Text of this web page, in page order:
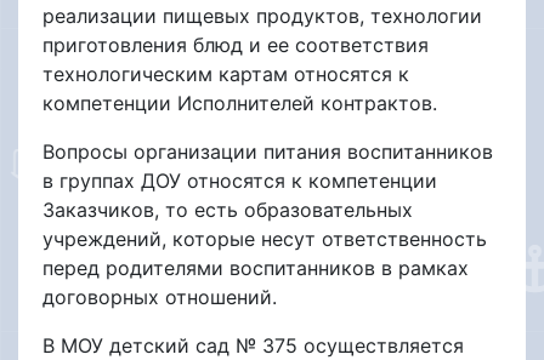
реализации пищевых продуктов, технологии
приготовления блюд и ее соответствия
технологическим картам относятся к
компетенции Исполнителей контрактов.
Вопросы организации питания воспитанников
в группах ДОУ относятся к компетенции
Заказчиков, то есть образовательных
учреждений, которые несут ответственность
перед родителями воспитанников в рамках
договорных отношений.
В МОУ детский сад № 375 осуществляется